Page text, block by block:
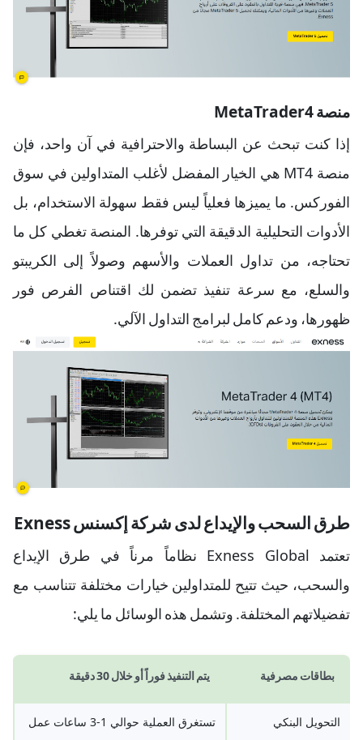
منصة MetaTrader4
إذا كنت تبحث عن البساطة والاحترافية في آن واحد، فإن
منصة MT4 هي الخيار المفضل لأغلب المتداولين في سوق
الفوركس. ما يميزها فعلياً ليس فقط سهولة الاستخدام، بل
الأدوات التحليلية الدقيقة التي توفرها. المنصة تغطي كل ما
تحتاجه، من تداول العملات والأسهم وصولاً إلى الكريبتو
والسلع، مع سرعة تنفيذ تضمن لك اقتناص الفرص فور
ظهورها، ودعم كامل لبرامج التداول الآلي.
طرق السحب والإيداع لدى شركة إكسنس Exness
تعتمد Exness Global نظاماً مرناً في طرق الإيداع
والسحب، حيث تتيح للمتداولين خيارات مختلفة تتناسب مع
تفضيلاتهم المختلفة. وتشمل هذه الوسائل ما يلي:
بطاقات مصرفية يتم التنفيذ فوراً أو خلال 30 دقيقة
التحويل البنكي تستغرق العملية حوالي 1-3 ساعات عمل